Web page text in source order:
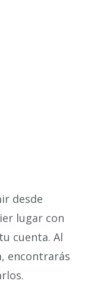
desde
lugar con
cuenta. Al
encontrarás